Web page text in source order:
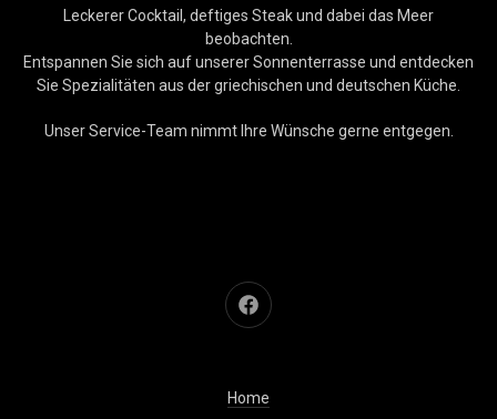
Leckerer Cocktail, deftiges Steak und dabei das Meer
beobachten.
Entspannen Sie sich auf unserer Sonnenterrasse und entdecken
Sie Spezialitäten aus der griechischen und deutschen Küche.
Unser Service-Team nimmt Ihre Wünsche gerne entgegen.
Neues Fenster
Home